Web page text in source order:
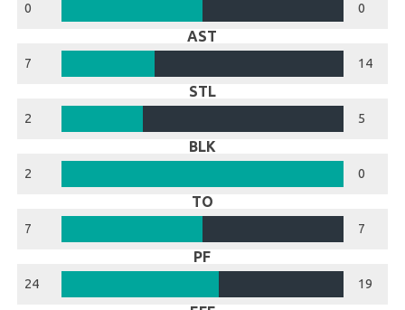
0 0
AST
7 14
STL
2 5
BLK
2 0
TO
7 7
PF
24 19